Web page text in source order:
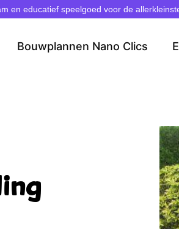
en educatief speelgoed voor de
Bouwplannen Nano Clics